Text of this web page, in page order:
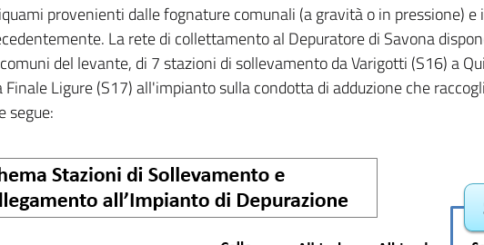
provenienti dalle fognature comunali (a gravità o in pressione)
La rete di collettamento al Depuratore di Savona
del levante, di 7 stazioni di sollevamento da Varigotti (S16) a
Ligure (S17) all'impianto sulla condotta di adduzione che
segue: